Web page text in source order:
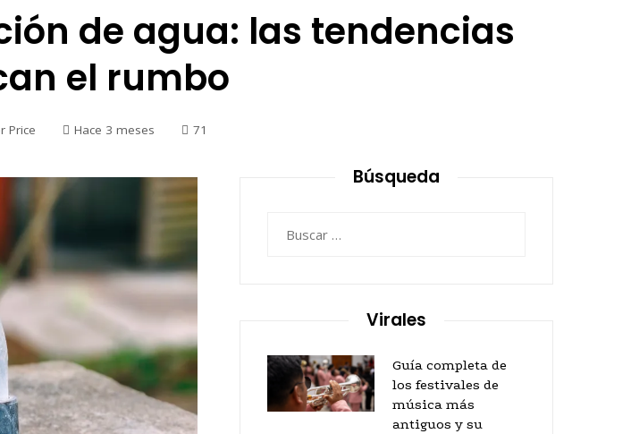
de agua: las tendencias
el rumbo
Price Hace 3 meses 71
Búsqueda
Virales
Guía completa de
los festivales de
música más
antiguos y su